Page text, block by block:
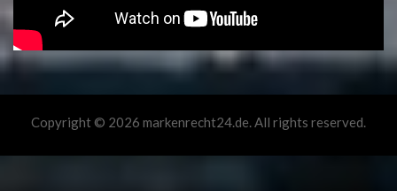
Copyright © 2026 markenrecht24.de. All rights reserved.